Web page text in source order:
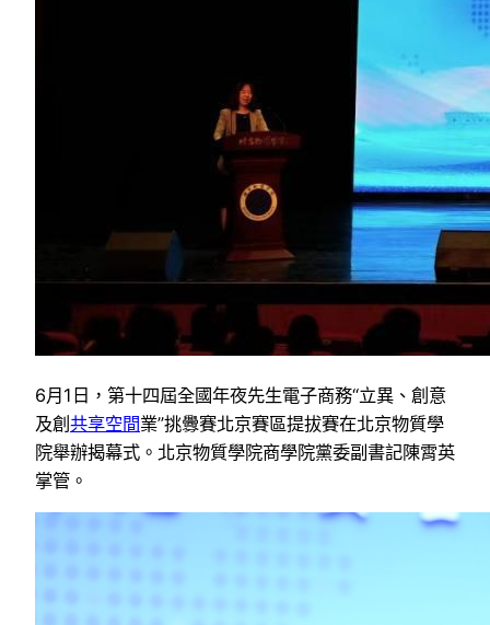
6月1日，第十四屆全國年夜先生電子商務“立異、創意
及創共享空間業”挑釁賽北京賽區提拔賽在北京物質學
院舉辦揭幕式。北京物質學院商學院黨委副書記陳霄英
掌管。